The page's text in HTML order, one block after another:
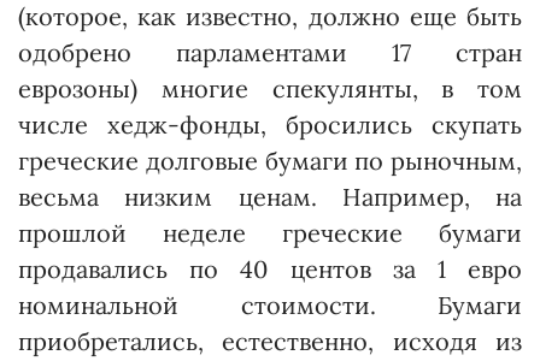
(которое, как известно, должно еще быть
одобрено парламентами 17 стран
еврозоны) многие спекулянты, в том
числе хедж-фонды, бросились скупать
греческие долговые бумаги по рыночным,
весьма низким ценам. Например, на
прошлой неделе греческие бумаги
продавались по 40 центов за 1 евро
номинальной стоимости. Бумаги
приобретались, естественно, исходя из